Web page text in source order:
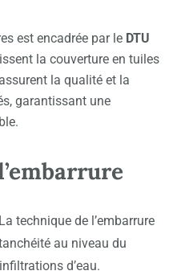
est encadrée par le DTU
la couverture en tuiles
la qualité et la
garantissant une
technique de l’embarrure
au niveau du
d’eau.